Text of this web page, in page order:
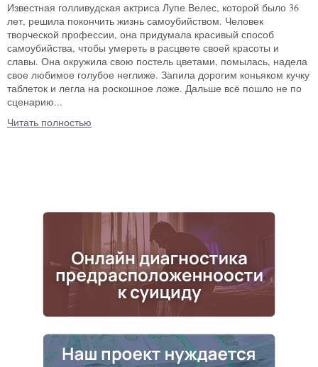
Известная голливудская актриса Лупе Велес, которой было 36
лет, решила покончить жизнь самоубийством. Человек
творческой профессии, она придумала красивый способ
самоубийства, чтобы умереть в расцвете своей красоты и
славы. Она окружила свою постель цветами, помылась, надела
свое любимое голубое неглиже. Запила дорогим коньяком кучку
таблеток и легла на роскошное ложе. Дальше всё пошло не по
сценарию...
Читать полностью